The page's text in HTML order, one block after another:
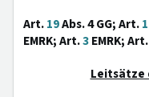
Art.19Abs. 4 GG; Art.1
EMRK; Art.3EMRK; Art.
Leitsätze